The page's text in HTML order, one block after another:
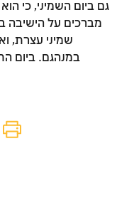
גם ביום השמיני, כי
מברכים על הישיבה
שמיני עצרת,
במנהגם. ביום